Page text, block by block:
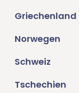
Griechenland
Norwegen
Schweiz
Tschechien